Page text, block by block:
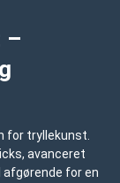
–
for tryllekunst.
avanceret
for en